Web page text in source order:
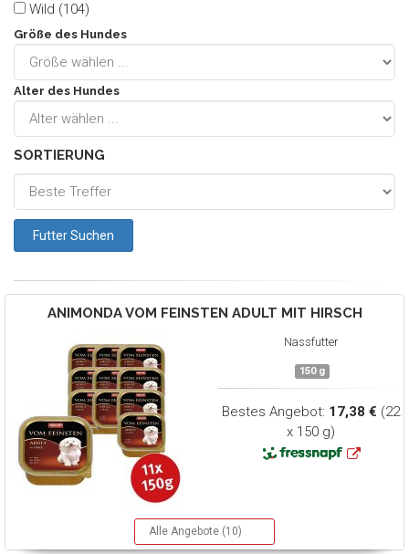
Wild (104)
Größe des Hundes
Alter des Hundes
SORTIERUNG
ANIMONDAVOM FEINSTEN ADULT MIT HIRSCH
Nassfutter
150 g
Bestes Angebot: 17,38 € (22
x 150 g)
Alle Angebote (10)